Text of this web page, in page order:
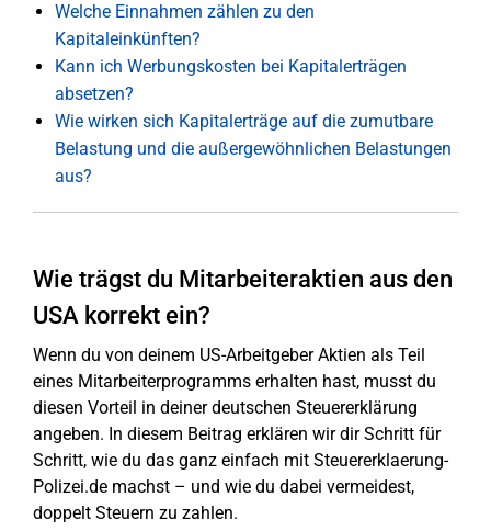
Welche Einnahmen zählen zu den
Kapitaleinkünften?
Kann ich Werbungskosten bei Kapitalerträgen
absetzen?
Wie wirken sich Kapitalerträge auf die zumutbare
Belastung und die außergewöhnlichen Belastungen
aus?
Wie trägst du Mitarbeiteraktien aus den
USA korrekt ein?
Wenn du von deinem US-Arbeitgeber Aktien als Teil
eines Mitarbeiterprogramms erhalten hast, musst du
diesen Vorteil in deiner deutschen Steuererklärung
angeben. In diesem Beitrag erklären wir dir Schritt für
Schritt, wie du das ganz einfach mit Steuererklaerung-
Polizei.de machst – und wie du dabei vermeidest,
doppelt Steuern zu zahlen.